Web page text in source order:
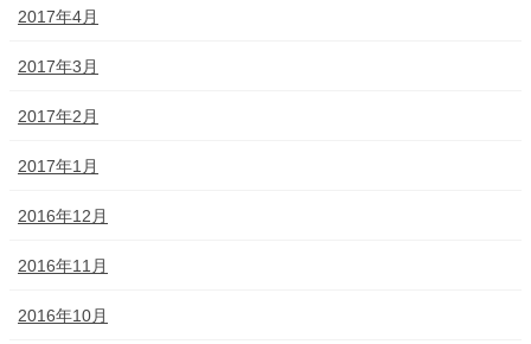
2017年4月
2017年3月
2017年2月
2017年1月
2016年12月
2016年11月
2016年10月